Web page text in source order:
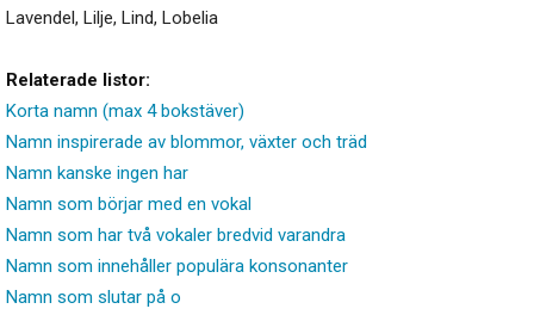
Lavendel, Lilje, Lind, Lobelia
Relaterade listor:
Korta namn (max 4 bokstäver)
Namn inspirerade av blommor, växter och träd
Namn kanske ingen har
Namn som börjar med en vokal
Namn som har två vokaler bredvid varandra
Namn som innehåller populära konsonanter
Namn som slutar på o